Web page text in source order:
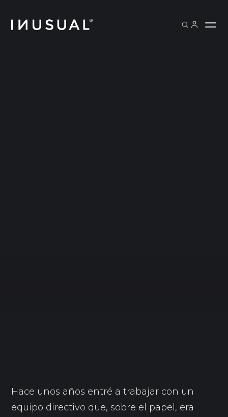
Hace unos años entré a trabajar con un
equipo directivo que, sobre el papel, era